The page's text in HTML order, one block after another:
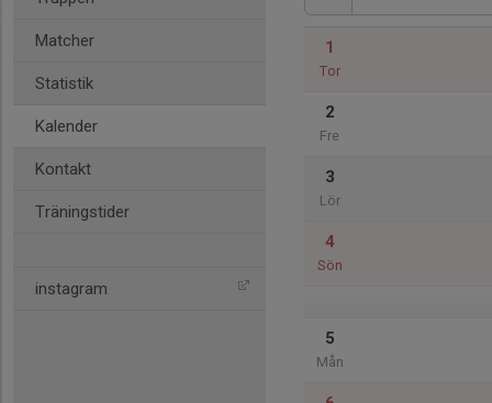
Matcher
Statistik
Kalender
Kontakt
Träningstider
instagram
1
Tor
2
Fre
3
Lör
4
Sön
5
Mån